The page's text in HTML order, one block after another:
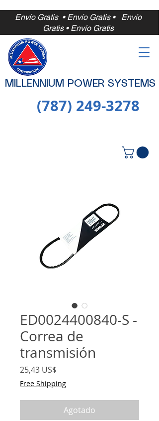
MILLENNIUM POWER SYSTEMS
(787) 249-3278
Envío Gratis • Envío Gratis •
Envío
Gratis • Envío Gratis
ED0024400840-S -
Correa de
transmisión
25,43 US$
Free Shipping
Agotado